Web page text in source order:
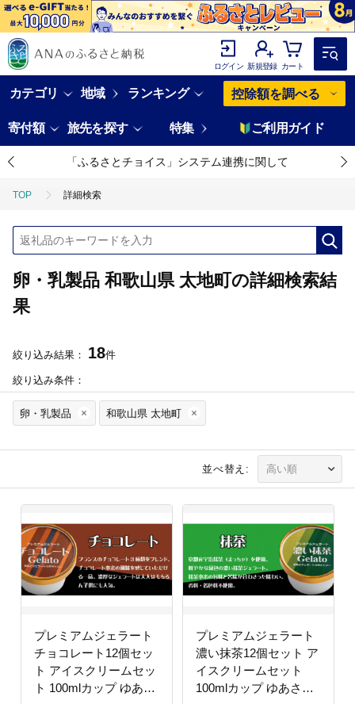
ログイン 新規登録 カート
カテゴリ 地域 ランキング 控除額を調べる
寄付額 旅先を探す 特集 ご利用ガイド
「ふるさとチョイス」システム連携に関して
TOP 詳細検索
卵・乳製品 和歌山県 太地町の詳細検索結
果
絞り込み結果： 18件
絞り込み条件：
卵・乳製品 和歌山県 太地町
並べ替え:
プレミアムジェラート
チョコレート12個セッ
ト アイスクリームセッ
ト 100mlカップ ゆあさ
プレミアムジェラート
濃い抹茶12個セット ア
イスクリームセット
100mlカップ ゆあさジ